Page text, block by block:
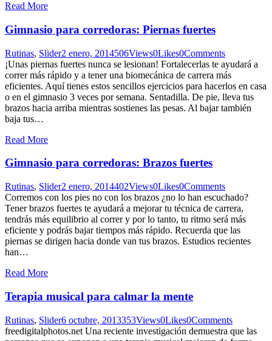
Read More
Gimnasio para corredoras: Piernas fuertes
Rutinas, Slider2 enero, 2014506Views0Likes0Comments
¡Unas piernas fuertes nunca se lesionan! Fortalecerlas te ayudará a
correr más rápido y a tener una biomecánica de carrera más
eficientes. Aquí tienes estos sencillos ejercicios para hacerlos en casa
o en el gimnasio 3 veces por semana. Sentadilla. De pie, lleva tus
brazos hacia arriba mientras sostienes las pesas. Al bajar también
baja tus…
Read More
Gimnasio para corredoras: Brazos fuertes
Rutinas, Slider2 enero, 2014402Views0Likes0Comments
Corremos con los pies no con los brazos ¿no lo han escuchado?
Tener brazos fuertes te ayudará a mejorar tu técnica de carrera,
tendrás más equilibrio al correr y por lo tanto, tu ritmo será más
eficiente y podrás bajar tiempos más rápido. Recuerda que las
piernas se dirigen hacia donde van tus brazos. Estudios recientes
han…
Read More
Terapia musical para calmar la mente
Rutinas, Slider6 octubre, 2013353Views0Likes0Comments
freedigitalphotos.net Una reciente investigación demuestra que las